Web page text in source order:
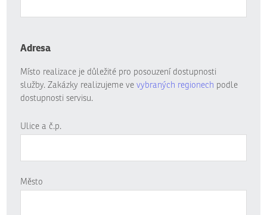
Adresa
Místo realizace je důležité pro posouzení dostupnosti
služby. Zakázky realizujeme ve vybraných regionech podle
dostupnosti servisu.
Ulice a č.p.
Město